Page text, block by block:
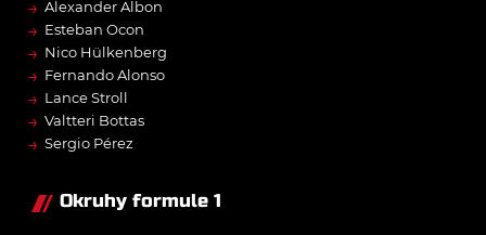
→ Alexander Albon
→ Esteban Ocon
→ Nico Hülkenberg
→ Fernando Alonso
→ Lance Stroll
→ Valtteri Bottas
→ Sergio Pérez
Okruhy formule 1